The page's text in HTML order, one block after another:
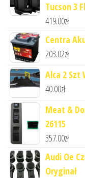
Tucson 3 Fl
419.00zł
Centra
203.02zł
Alca 2 Szt
40.00zł
Meat &
26115
357.00zł
Audi Oe
Oryginał